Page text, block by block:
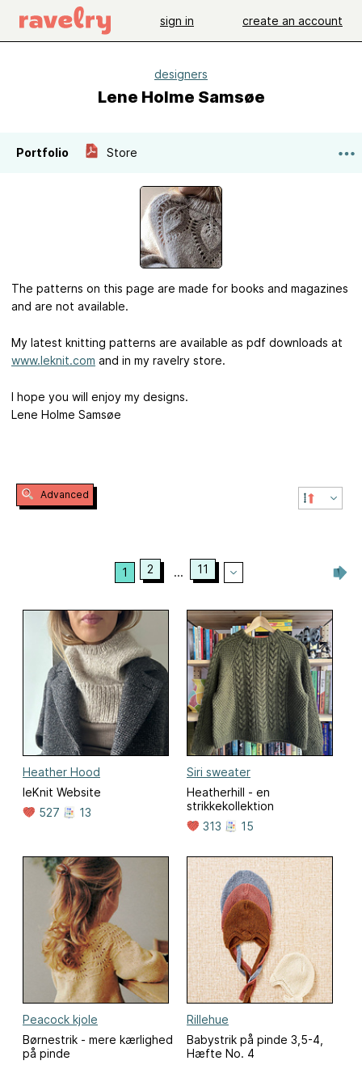
sign in create an account
designers
Lene Holme Samsøe
Portfolio Store
The patterns on this page are made for books and magazines
and are not available.
My latest knitting patterns are available as pdf downloads at
www.leknit.com and in my ravelry store.
I hope you will enjoy my designs.
Lene Holme Samsøe
Advanced
1 2 ... 11
Heather Hood
leKnit Website
527
13
Siri sweater
Heatherhill - en
strikkekollektion
313
15
Peacock kjole
Børnestrik - mere kærlighed
på pinde
Rillehue
Babystrik på pinde 3,5-4,
Hæfte No. 4